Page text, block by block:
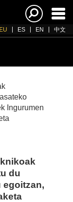
EU ES EN 中文
du
egoitzan,